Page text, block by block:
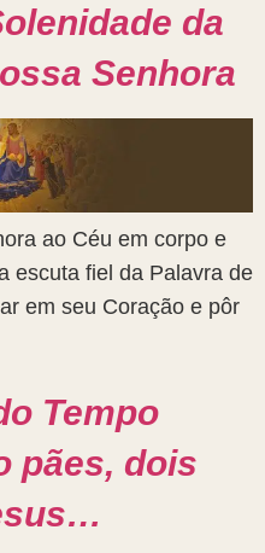
da
Senhora
ao Céu em corpo e
escuta fiel da Palavra de
em seu Coração e pôr
Tempo
pães, dois